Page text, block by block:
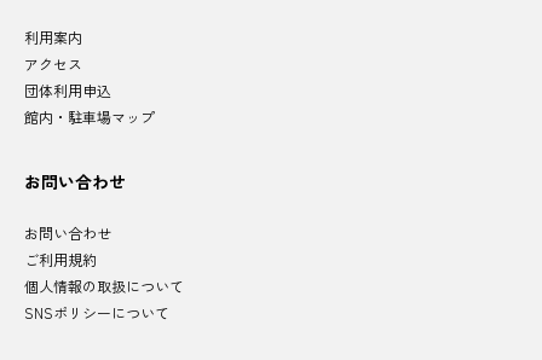
利用案内
アクセス
団体利用申込
館内・駐車場マップ
お問い合わせ
お問い合わせ
ご利用規約
個人情報の取扱について
SNSポリシーについて